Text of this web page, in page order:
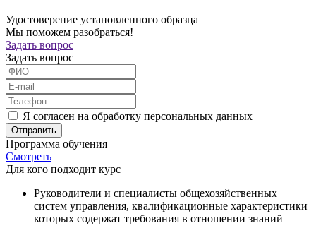
Удостоверение установленного образца
Мы поможем разобраться!
Задать вопрос
Задать вопрос
Я согласен на обработку персональных данных
Отправить
Программа обучения
Смотреть
Для кого подходит курс
Руководители и специалисты общехозяйственных
систем управления, квалификационные характеристики
которых содержат требования в отношении знаний